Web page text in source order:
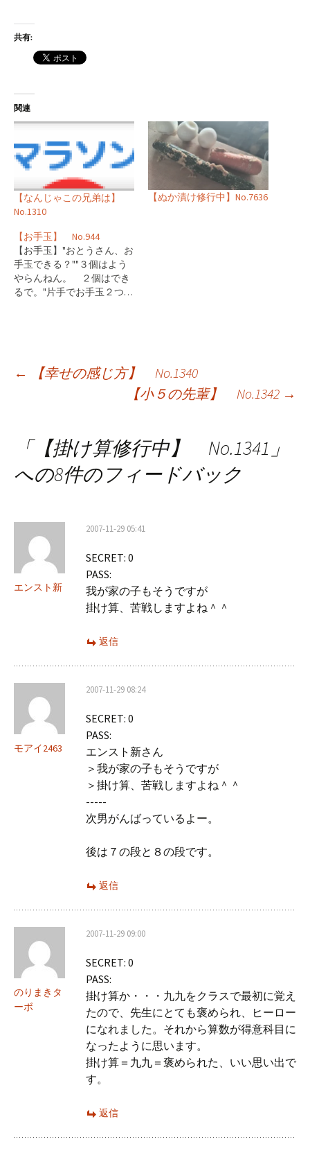
共有:
関連
【なんじゃこの兄弟は】
No.1310
【ぬか漬け修行中】No.7636
【お手玉】 No.944
【お手玉】"おとうさん、お
手玉できる？""３個はよう
やらんねん。 ２個はでき
るで。"片手でお手玉２つ…
投
ゲ
ン
←
【幸せの感じ方】 No.1340
【小５の先輩】 No.1342 →
「【掛け算修行中】 No.1341 」
への8件のフィードバック
エンスト新
2007-11-29 05:41
SECRET: 0
PASS:
我が家の子もそうですが
掛け算、苦戦しますよね＾＾
返信
モアイ2463
2007-11-29 08:24
SECRET: 0
PASS:
エンスト新さん
＞我が家の子もそうですが
＞掛け算、苦戦しますよね＾＾
-----
次男がんばっているよー。
後は７の段と８の段です。
返信
のりまきタ
ーボ
2007-11-29 09:00
SECRET: 0
PASS:
掛け算か・・・九九をクラスで最初に覚え
たので、先生にとても褒められ、ヒーロー
になれました。それから算数が得意科目に
なったように思います。
掛け算＝九九＝褒められた、いい思い出で
す。
返信